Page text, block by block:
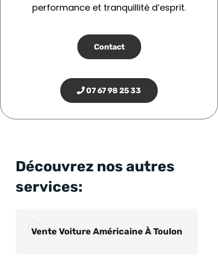
performance et tranquillité d’esprit.
Contact
07 67 98 25 33
Découvrez nos autres
services:
Vente Voiture Américaine À Toulon